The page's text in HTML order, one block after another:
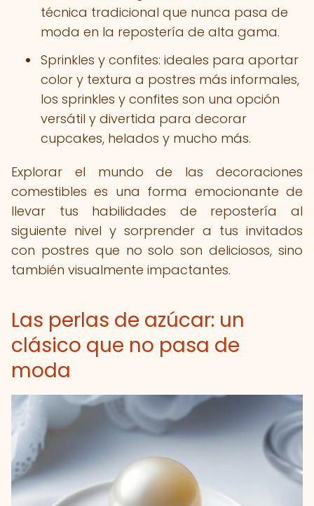
técnica tradicional que nunca pasa de
moda en la repostería de alta gama.
Sprinkles y confites: ideales para aportar
color y textura a postres más informales,
los sprinkles y confites son una opción
versátil y divertida para decorar
cupcakes, helados y mucho más.
Explorar el mundo de las decoraciones
comestibles es una forma emocionante de
llevar tus habilidades de repostería al
siguiente nivel y sorprender a tus invitados
con postres que no solo son deliciosos, sino
también visualmente impactantes.
Las perlas de azúcar: un
clásico que no pasa de
moda